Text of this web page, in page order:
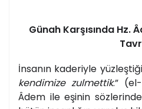
Günah Karşısında Hz.
İnsanın kaderiyle
kendimize zulmettik.”
Âdem ile eşinin